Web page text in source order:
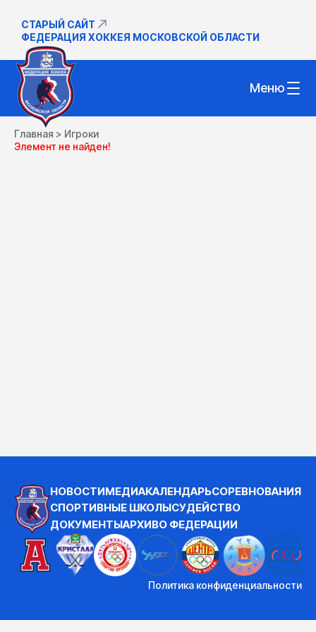
СТАРЫЙ САЙТ
ФЕДЕРАЦИЯ ХОККЕЯ МОСКОВСКОЙ ОБЛАСТИ
Меню
Главная > Игроки
Элемент не найден!
НОВОСТИМЕДИАКАЛЕНДАРЬСОРЕВНОВАНИЯ
СПОРТИВНЫЕ ШКОЛЫСУДЕЙСТВО
ДОКУМЕНТЫАРХИВО ФЕДЕРАЦИИ
Политика конфиденциальности